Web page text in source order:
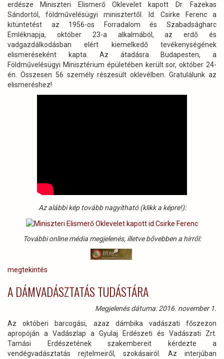
erdésze Miniszteri Elismerő Oklevelet kapott Dr. Fazekas
Sándortól, földművelésügyi minisztertől. Id. Csirke Ferenc a
kitüntetést az 1956-os Forradalom és Szabadságharc
Emléknapja, október 23-a alkalmából, az erdő és
vadgazdálkodásban elért kiemelkedő tevékenységének
elismeréseként kapta. Az átadásra Budapesten, a
Földművelésügyi Minisztérium épületében került sor, október 24-
én. Összesen 56 személy részesült oklevélben. Gratulálunk az
elismeréshez!
Az alábbi kép tovább nagyítható (klikk a képre!):
További online média megjelenés, illetve bővebben a hírről:
megtekintés
A DÁMVADÁSZTATÁS TUDÁSTÁRA
Megjelenés dátuma: 2016. november 1.
Az októberi barcogási, azaz dámbika vadászati főszezon
apropóján a Vadászlap a Gyulaj Erdészeti és Vadászati Zrt.
Tamási Erdészetének szakembereit kérdezte a
vendégvadásztatás rejtelmeiről, szokásairól. Az interjúban